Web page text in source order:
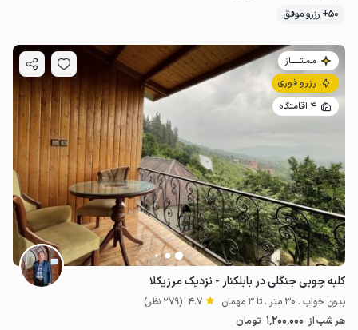
50+ رزرو موفق
مـمـتــــــاز
رزرو فوری
4 اقامتگاه
کلبه چوبی جنگلی در بابلکنار - نزدیک مرزیکلا
بدون خواب . 30 متر . تا 3 مهمان 4.7 (279 نظر)
هر شب از 1٬200٬000 تومان